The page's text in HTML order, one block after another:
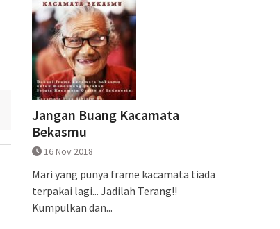
Jangan Buang Kacamata
Bekasmu
16 Nov 2018
Mari yang punya frame kacamata tiada
terpakai lagi... Jadilah Terang!!
Kumpulkan dan...